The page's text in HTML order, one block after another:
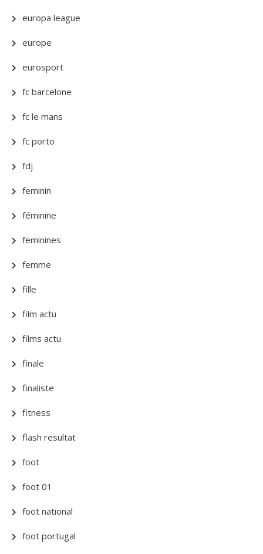
europa league
europe
eurosport
fc barcelone
fc le mans
fc porto
fdj
feminin
féminine
feminines
femme
fille
film actu
films actu
finale
finaliste
fitness
flash resultat
foot
foot 01
foot national
foot portugal